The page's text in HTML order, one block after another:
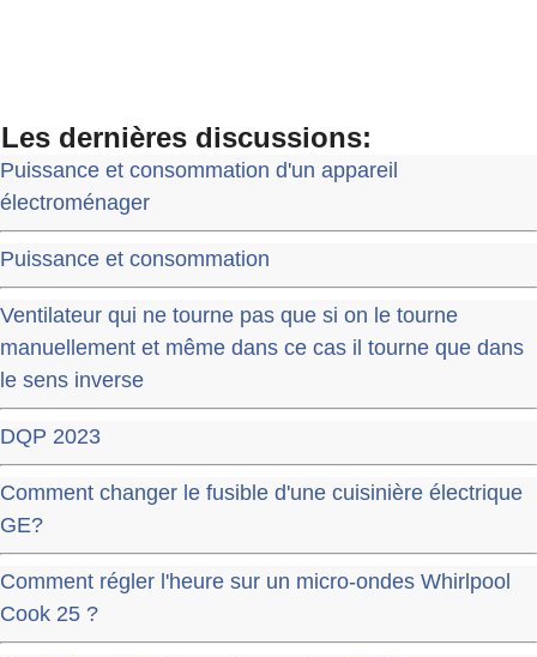
Les dernières discussions:
Puissance et consommation d'un appareil
électroménager
Puissance et consommation
Ventilateur qui ne tourne pas que si on le tourne
manuellement et même dans ce cas il tourne que dans
le sens inverse
DQP 2023
Comment changer le fusible d'une cuisinière électrique
GE?
Comment régler l'heure sur un micro-ondes Whirlpool
Cook 25 ?